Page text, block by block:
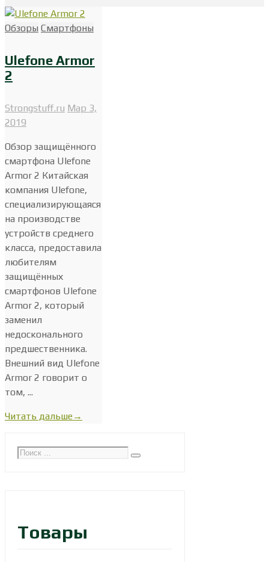
Обзоры Смартфоны
Ulefone Armor
2
Strongstuff.ru Мар 3,
2019
Обзор защищённого
смартфона Ulefone
Armor 2 Китайская
компания Ulefone,
специализирующаяся
на производстве
устройств среднего
класса, предоставила
любителям
защищённых
смартфонов Ulefone
Armor 2, который
заменил
недосконального
предшественника.
Внешний вид Ulefone
Armor 2 говорит о
том, ...
Читать дальше→
Товары